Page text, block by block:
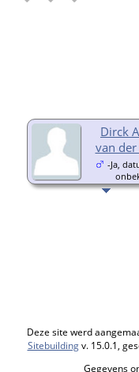
Dirck
van
-Ja,
Deze site werd
Sitebuildingv. 15.0.1,
Gegevens